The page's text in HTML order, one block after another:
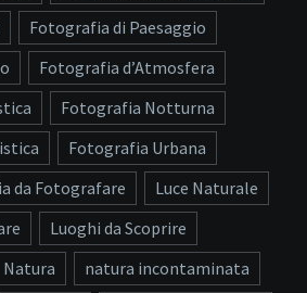
Fotografia di Paesaggio
Fotografia d’Atmosfera
Fotografia Notturna
Fotografia Urbana
da Fotografare
Luce Naturale
Luoghi da Scoprire
Natura
natura incontaminata